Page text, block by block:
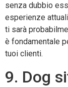
senza dubbio
esperienze
ti sarà
è fondamentale
tuoi clienti.
9. Dog